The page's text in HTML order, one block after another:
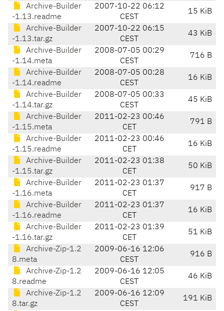
Archive-Builder
-1.13.readme
2007-10-22 06:12
CEST
15 KiB
Archive-Builder
-1.13.tar.gz
2007-10-22 06:15
CEST
43 KiB
Archive-Builder
-1.14.meta
2008-07-05 00:29
CEST
716 B
Archive-Builder
-1.14.readme
2008-07-05 00:28
CEST
16 KiB
Archive-Builder
-1.14.tar.gz
2008-07-05 00:33
CEST
45 KiB
Archive-Builder
-1.15.meta
2011-02-23 00:46
CET
791 B
Archive-Builder
-1.15.readme
2011-02-23 00:46
CET
16 KiB
Archive-Builder
-1.15.tar.gz
2011-02-23 01:38
CET
50 KiB
Archive-Builder
-1.16.meta
2011-02-23 01:37
CET
917 B
Archive-Builder
-1.16.readme
2011-02-23 01:37
CET
16 KiB
Archive-Builder
-1.16.tar.gz
2011-02-23 01:39
CET
51 KiB
Archive-Zip-1.2
8.meta
2009-06-16 12:06
CEST
916 B
Archive-Zip-1.2
8.readme
2009-06-16 12:05
CEST
46 KiB
Archive-Zip-1.2
8.tar.gz
2009-06-16 12:09
CEST
191 KiB